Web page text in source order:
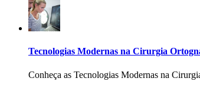
Tecnologias Modernas na Cirurgia
Conheça as Tecnologias Modernas na